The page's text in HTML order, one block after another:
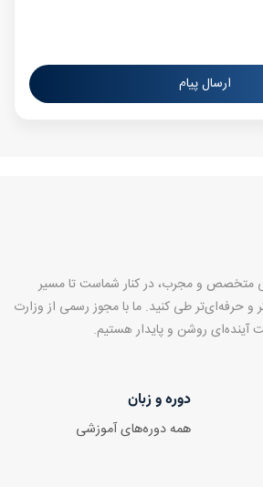
ارسال پیام
متخصص و مجرب، در کنار شماست تا مسیر
و حرفه‌ای‌تر طی کنید. ما با مجوز رسمی از وزارت
آینده‌ای روشن و پایدار هستیم.
دوره و زبان
همه دوره‌های آموزشی